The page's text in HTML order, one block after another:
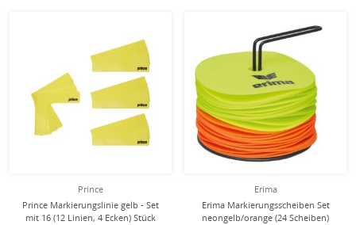
Prince
Prince Markierungslinie gelb - Set
mit 16 (12 Linien, 4 Ecken) Stück
Erima
Erima Markierungsscheiben Set
neongelb/orange (24 Scheiben)